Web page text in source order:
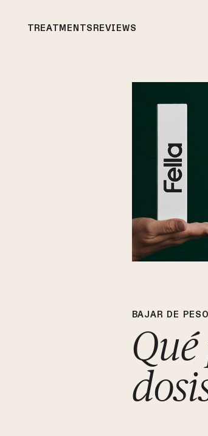
TREATMENTSREVIEWS
BAJAR DE PESO